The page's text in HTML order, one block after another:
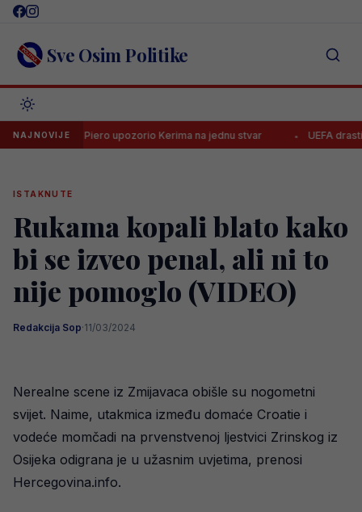
Skip
content Sve Osim Politike
NAJNOVIJE
Del Piero upozorio Kerima na jednu stvar UEFA drastično
ISTAKNUTE
Rukama kopali blato kako
bi se izveo penal, ali ni to
nije pomoglo (VIDEO)
Redakcija Sop·11/03/2024
Nerealne scene iz Zmijavaca obišle su nogometni
svijet. Naime, utakmica između domaće Croatie i
vodeće momčadi na prvenstvenoj ljestvici Zrinskog iz
Osijeka odigrana je u užasnim uvjetima, prenosi
Hercegovina.info.